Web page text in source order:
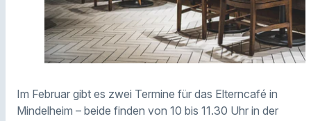
Im Februar gibt es zwei Termine für das Elterncafé in
Mindelheim – beide finden von 10 bis 11.30 Uhr in der